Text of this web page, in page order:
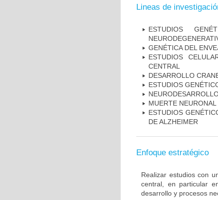
Lineas de
ESTUDIOS
GENÉTICA DEL
ESTUDIOS
CENTRAL
DESARROLLO
ESTUDIOS
MUERTE
ESTUDIOS
DE ALZHEIMER
Enfoque estratégico
Realizar estudios con
central, en particular
desarrollo y procesos